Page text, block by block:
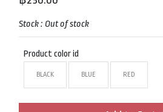
Stock : Out of stock
Product color id
BLACK BLUE RED